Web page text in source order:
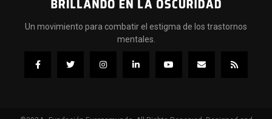
Un movimiento para combatir el estigma de los trastornos
mentales.